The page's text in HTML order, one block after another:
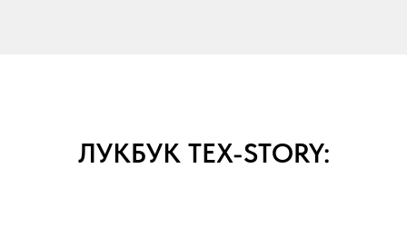
ЛУКБУК TEX-STORY: